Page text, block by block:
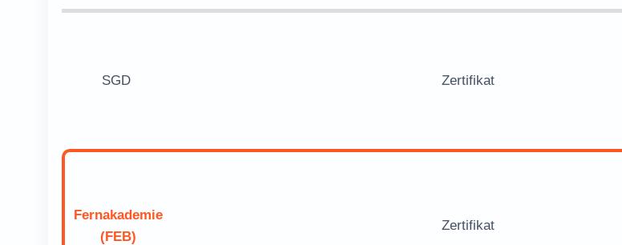
SGD Zertifikat
Fernakademie
(FEB)
Zertifikat